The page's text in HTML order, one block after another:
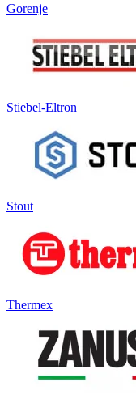
Gorenje
Stiebel-Eltron
Stout
Thermex